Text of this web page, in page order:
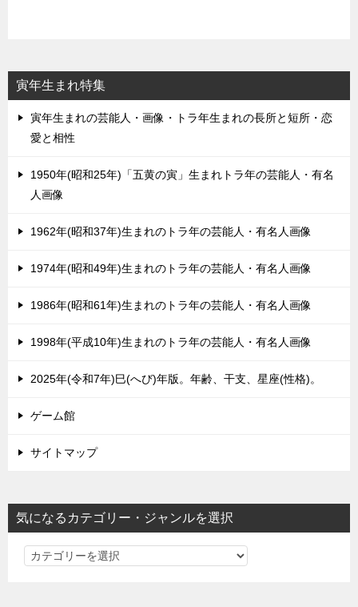
寅年生まれ特集
寅年生まれの芸能人・画像・トラ年生まれの長所と短所・恋
愛と相性
1950年(昭和25年)「五黄の寅」生まれトラ年の芸能人・有名
人画像
1962年(昭和37年)生まれのトラ年の芸能人・有名人画像
1974年(昭和49年)生まれのトラ年の芸能人・有名人画像
1986年(昭和61年)生まれのトラ年の芸能人・有名人画像
1998年(平成10年)生まれのトラ年の芸能人・有名人画像
2025年(令和7年)巳(へび)年版。年齢、干支、星座(性格)。
ゲーム館
サイトマップ
気になるカテゴリー・ジャンルを選択
気